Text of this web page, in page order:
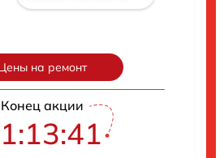
на ремонт
Конец акции